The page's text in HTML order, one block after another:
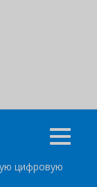
цифровую